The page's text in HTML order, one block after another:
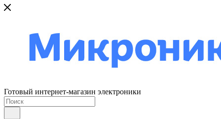
Готовый интернет-магазин электроники